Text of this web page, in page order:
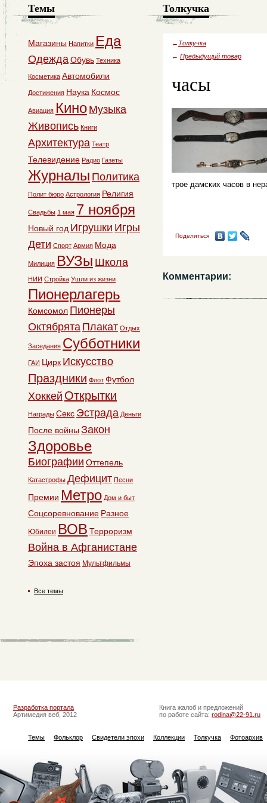
Толкучка
← Толкучка
← Предыдущий товар
часы
трое дамских часов в
Поделиться
Комментарии:
Темы
Магазины Напитки Еда
ОдеждаОбувь Техника
Косметика Автомобили
Достижения Наука Космос
Авиация Кино Музыка
Живопись Книги
Архитектура Театр
Телевидение Радио Газеты
Журналы Политика
Полит бюро Астрология Религия
Свадьбы 1 мая 7 ноября
Новый год Игрушки Игры
Дети Спорт Армия Мода
Милиция ВУЗы Школа
НИИ Стройка Ушли из жизни
Пионерлагерь
Комсомол Пионеры
Октябрята Плакат Отдых
Заседания Субботники
ГАИ Цирк Искусство
Праздники Флот Футбол
Хоккей Открытки
Награды Секс Эстрада Деньги
После войны Закон
Здоровье
Биографии Оттепель
Катастрофы Дефицит Песни
Премии Метро Дом и быт
Соцсоревнование Разное
Юбилеи ВОВ Терроризм
Война в Афганистане
Эпоха застоя Мультфильмы
Все темы
Разработка портала
Артимедия веб, 2012
Книга жалоб и предложений
по работе сайта: rodina@22-91.ru
Темы Фольклор Свидетели эпохи Коллекции Толкучка Фотоархив